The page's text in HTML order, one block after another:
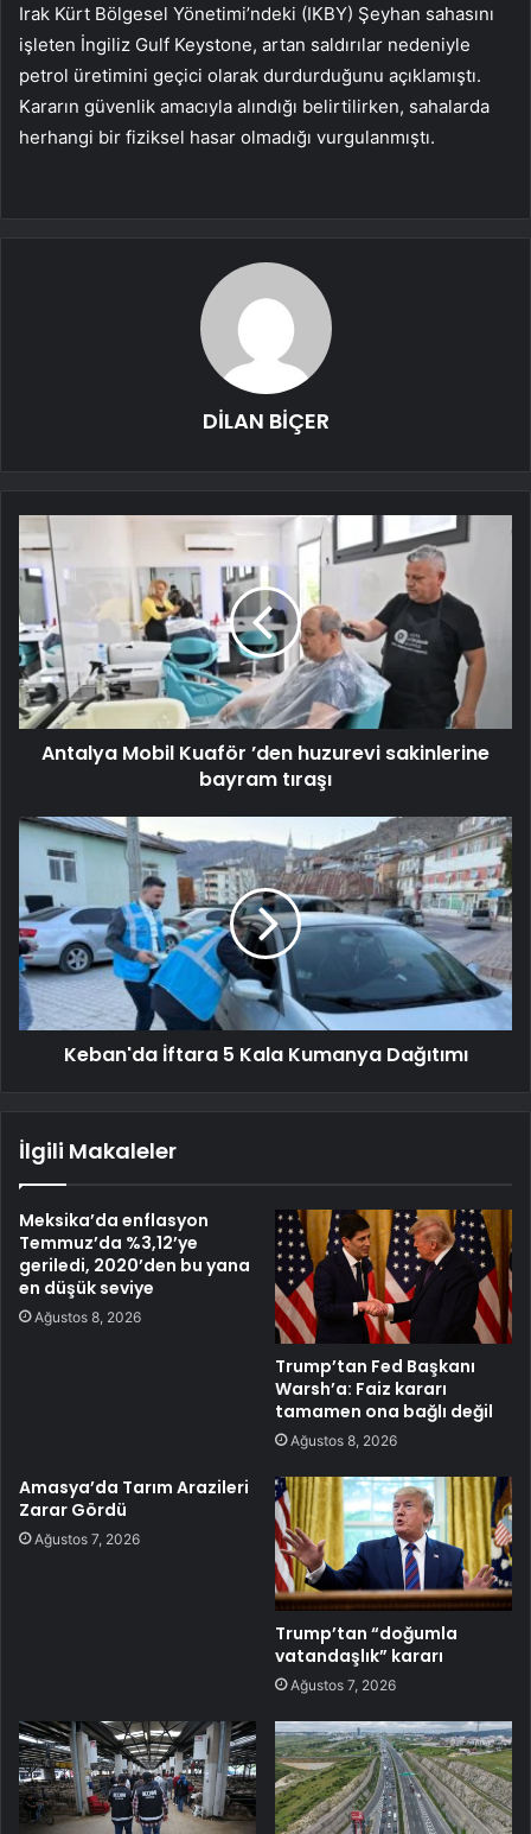
Irak Kürt Bölgesel Yönetimi’ndeki (IKBY) Şeyhan sahasını
işleten İngiliz Gulf Keystone, artan saldırılar nedeniyle
petrol üretimini geçici olarak durdurduğunu açıklamıştı.
Kararın güvenlik amacıyla alındığı belirtilirken, sahalarda
herhangi bir fiziksel hasar olmadığı vurgulanmıştı.
DİLAN BİÇER
Antalya Mobil Kuaför ’den huzurevi sakinlerine
bayram tıraşı
Keban'da İftara 5 Kala Kumanya Dağıtımı
İlgili Makaleler
Meksika’da enflasyon
Temmuz’da %3,12’ye
geriledi, 2020’den bu yana
en düşük seviye
Ağustos 8, 2026
Trump’tan Fed Başkanı
Warsh’a: Faiz kararı
tamamen ona bağlı değil
Ağustos 8, 2026
Amasya’da Tarım Arazileri
Zarar Gördü
Ağustos 7, 2026
Trump’tan “doğumla
vatandaşlık” kararı
Ağustos 7, 2026